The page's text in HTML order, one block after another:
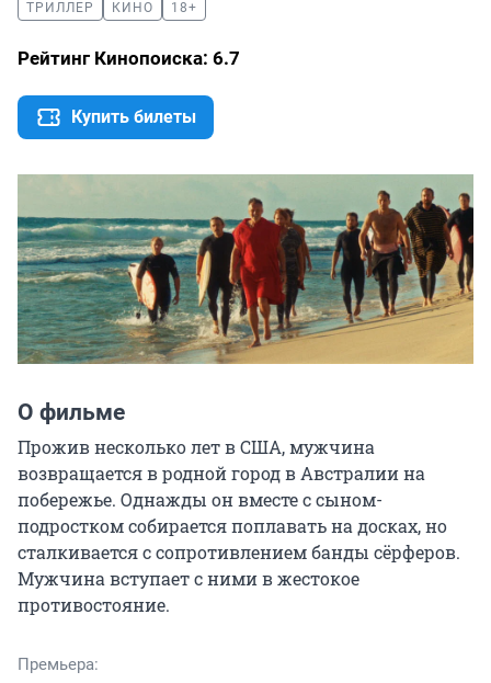
ТРИЛЛЕР КИНО 18+
Рейтинг Кинопоиска: 6.7
Купить билеты
О фильме
Прожив несколько лет в США, мужчина
возвращается в родной город в Австралии на
побережье. Однажды он вместе с сыном-
подростком собирается поплавать на досках, но
сталкивается с сопротивлением банды сёрферов.
Мужчина вступает с ними в жестокое
противостояние.
Премьера: